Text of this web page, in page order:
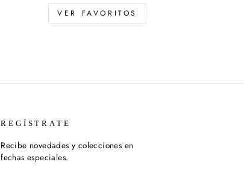
VER FAVORITOS
REGÍSTRATE
Recibe novedades y colecciones en
fechas especiales.